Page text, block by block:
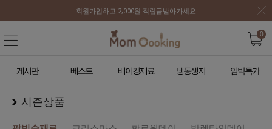
회원가입하고 2,000원 적립금받아가세요
0
게시판 베스트 배이킹재료 냉동생지 임박특가
시즌상품